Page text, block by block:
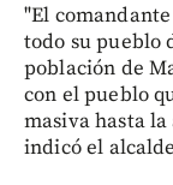
"El
todo su pueblo
población de
con el pueblo
masiva hasta
indicó el